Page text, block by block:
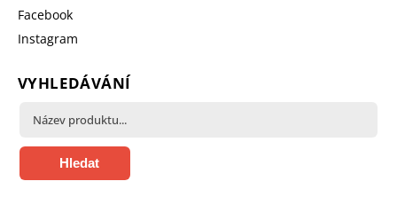
Facebook
Instagram
VYHLEDÁVÁNÍ
Hledat